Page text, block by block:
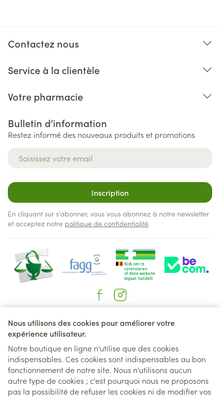
Nous utilisons des cookies pour améliorer votre
expérience utilisateur.
Notre boutique en ligne n'utilise que des cookies
indispensables. Ces cookies sont indispensables au bon
fonctionnement de notre site. Nous n'utilisons aucun
autre type de cookies ; c'est pourquoi nous ne proposons
pas la possibilité de refuser les cookies ni de modifier vos
Contactez nous
Service à la clientèle
Votre pharmacie
Bulletin d’information
Restez informé des nouveaux produits et promotions
Inscription
En cliquant sur s'abonner, vous vous abonnez à notre newsletter
et acceptez notre politique de confidentialité.
Liens légaux